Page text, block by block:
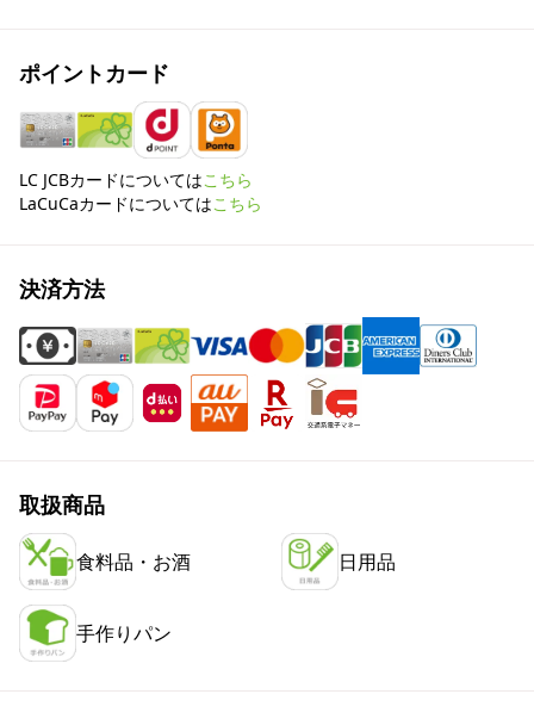
ポイントカード
LC JCBカードについてはこちら
LaCuCaカードについてはこちら
決済方法
取扱商品
食料品・お酒 日用品
手作りパン